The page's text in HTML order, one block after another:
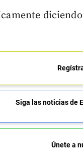
Siga las noticias de
Únete a